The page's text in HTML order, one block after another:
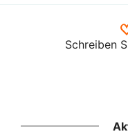
Schreiben